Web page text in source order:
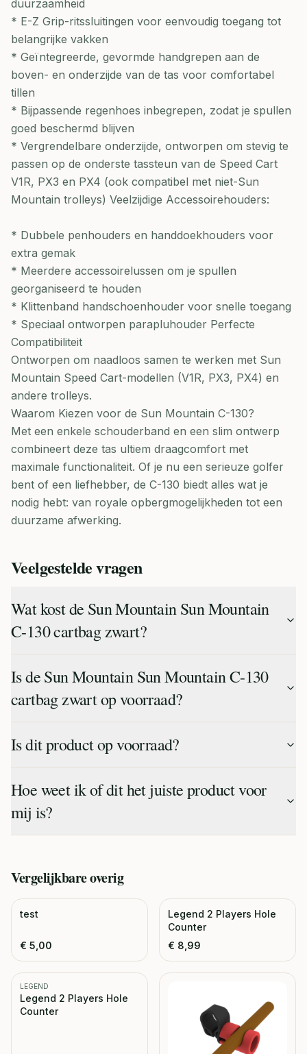
duurzaamheid
* E-Z Grip-ritssluitingen voor eenvoudig toegang tot
belangrijke vakken
* Geïntegreerde, gevormde handgrepen aan de
boven- en onderzijde van de tas voor comfortabel
tillen
* Bijpassende regenhoes inbegrepen, zodat je spullen
goed beschermd blijven
* Vergrendelbare onderzijde, ontworpen om stevig te
passen op de onderste tassteun van de Speed Cart
V1R, PX3 en PX4 (ook compatibel met niet-Sun
Mountain trolleys) Veelzijdige Accessoirehouders:
* Dubbele penhouders en handdoekhouders voor
extra gemak
* Meerdere accessoirelussen om je spullen
georganiseerd te houden
* Klittenband handschoenhouder voor snelle toegang
* Speciaal ontworpen parapluhouder Perfecte
Compatibiliteit
Ontworpen om naadloos samen te werken met Sun
Mountain Speed Cart-modellen (V1R, PX3, PX4) en
andere trolleys.
Waarom Kiezen voor de Sun Mountain C-130?
Met een enkele schouderband en een slim ontwerp
combineert deze tas ultiem draagcomfort met
maximale functionaliteit. Of je nu een serieuze golfer
bent of een liefhebber, de C-130 biedt alles wat je
nodig hebt: van royale opbergmogelijkheden tot een
duurzame afwerking.
Veelgestelde vragen
Wat kost de Sun Mountain Sun Mountain
C-130 cartbag zwart?
Is de Sun Mountain Sun Mountain C-130
cartbag zwart op voorraad?
Is dit product op voorraad?
Hoe weet ik of dit het juiste product voor
mij is?
Vergelijkbareoverig
test
€ 5,00
Legend 2 Players Hole
Counter
€ 8,99
LEGEND
Legend 2 Players Hole
Counter